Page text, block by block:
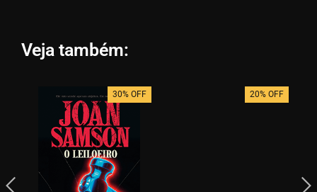
Veja também:
30% OFF 20% OFF